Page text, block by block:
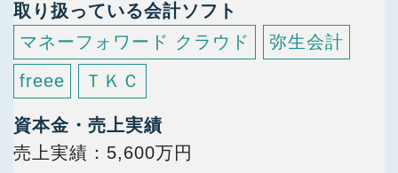
取り扱っている会計ソフト
マネーフォワード クラウド
弥生会計
freee
ＴＫＣ
資本金・売上実績
売上実績：5,600万円